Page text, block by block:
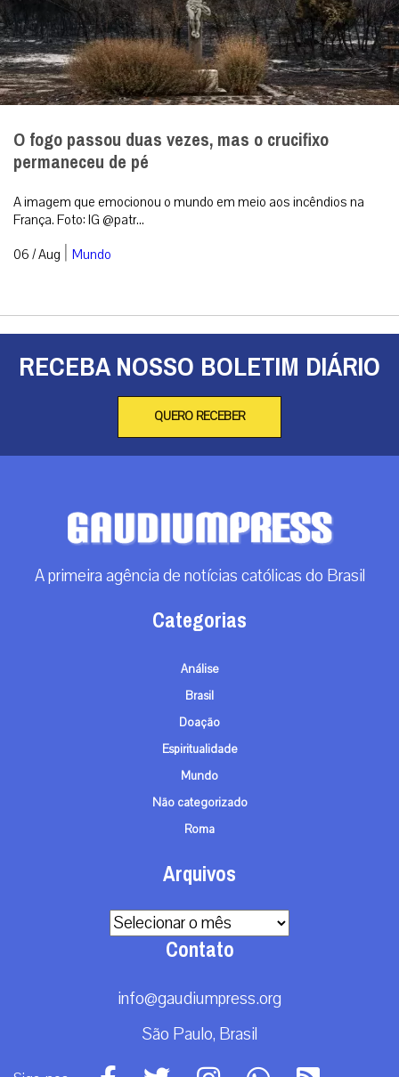
O fogo passou duas vezes, mas o crucifixo
permaneceu de pé
A imagem que emocionou o mundo em meio aos incêndios na
França. Foto: IG @patr...
06 / Aug | Mundo
RECEBA NOSSO BOLETIM DIÁRIO
QUERO RECEBER
A primeira agência de notícias católicas do Brasil
Categorias
Análise
Brasil
Doação
Espiritualidade
Mundo
Não categorizado
Roma
Arquivos
Arquivos
Contato
info@gaudiumpress.org
São Paulo, Brasil